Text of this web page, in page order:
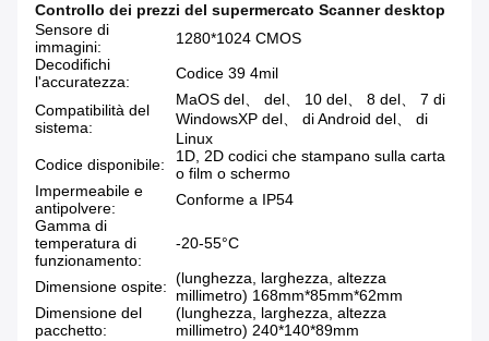
Controllo dei prezzi del supermercato Scanner desktop
Sensore di
immagini:
1280*1024 CMOS
Decodifichi
l'accuratezza:
Codice 39 4mil
Compatibilità del
sistema:
MaOS del、 del、 10 del、 8 del、 7 di
WindowsXP del、 di Android del、 di
Linux
Codice disponibile:
1D, 2D codici che stampano sulla carta
o film o schermo
Impermeabile e
antipolvere:
Conforme a IP54
Gamma di
temperatura di
funzionamento:
-20-55°C
Dimensione ospite: (lunghezza, larghezza, altezza
millimetro) 168mm*85mm*62mm
Dimensione del
pacchetto:
(lunghezza, larghezza, altezza
millimetro) 240*140*89mm